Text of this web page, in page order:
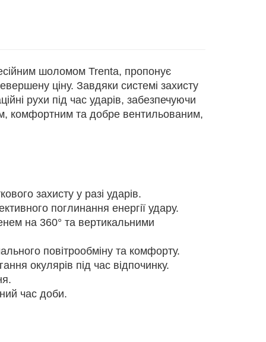
шоломом Trenta, пропонує
ціну. Завдяки системі захисту
рухи під час ударів, забезпечуючи
комфортним та добре вентильованим,
захисту у разі ударів.
поглинання енергії удару.
на 360° та вертикальними
повітрообміну та комфорту.
окулярів під час відпочинку.
час доби.